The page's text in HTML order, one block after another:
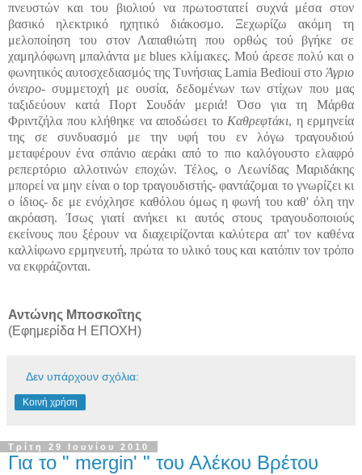
πνευστών και του βιολιού να πρωτοστατεί συχνά μέσα στον
βασικό ηλεκτρικό ηχητικό διάκοσμο. Ξεχωρίζω ακόμη τη
μελοποίηση του στον Λαπαθιώτη που ορθώς τού βγήκε σε
χαμηλόφωνη μπαλάντα με blues κλίμακες. Μού άρεσε πολύ και ο
φωνητικός αυτοσχεδιασμός της Τυνήσιας Lamia Bedioui στο Άγριο
όνειρο- συμμετοχή με ουσία, δεδομένων των στίχων που μας
ταξιδεύουν κατά Πορτ Σουδάν μεριά! Όσο για τη Μάρθα
Φριντζήλα που κλήθηκε να αποδώσει το Καθρεφτάκι, η ερμηνεία
της σε συνδυασμό με την υφή του εν λόγω τραγουδιού
μεταφέρουν ένα σπάνιο αεράκι από το πιο καλόγουστο ελαφρό
ρεπερτόριο αλλοτινών εποχών. Τέλος, ο Λεωνίδας Μαριδάκης
μπορεί να μην είναι ο top τραγουδιστής- φαντάζομαι το γνωρίζει κι
ο ίδιος- δε με ενόχλησε καθόλου όμως η φωνή του καθ' όλη την
ακρόαση. Ίσως γιατί ανήκει κι αυτός στους τραγουδοποιούς
εκείνους που ξέρουν να διαχειρίζονται καλύτερα απ' τον καθένα
καλλίφωνο ερμηνευτή, πρώτα το υλικό τους και κατόπιν τον τρόπο
να εκφράζονται.
Αντώνης Μποσκοΐτης
(Εφημερίδα Η ΕΠΟΧΗ)
Δεν υπάρχουν σχόλια:
Κοινή χρήση
Τρίτη 29 Ιουνίου 2010
Για το " mergin' " του Αλέκου Βρέτου